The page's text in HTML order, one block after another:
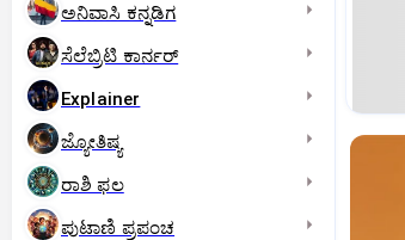
ಅನಿವಾಸಿ ಕನ್ನಡಿಗ
ಸೆಲೆಬ್ರಿಟಿ ಕಾರ್ನರ್‌
Explainer
ಜ್ಯೋತಿಷ್ಯ
ರಾಶಿ ಫಲ
ಪುಟಾಣಿ ಪ್ರಪಂಚ